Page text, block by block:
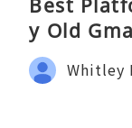
y Old
Access
Whitley